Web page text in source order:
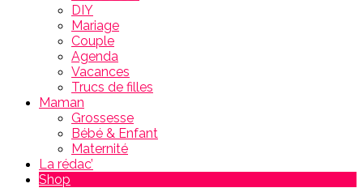
DIY
Mariage
Couple
Agenda
Vacances
Trucs de filles
Maman
Grossesse
Bébé & Enfant
Maternité
La rédac’
Shop